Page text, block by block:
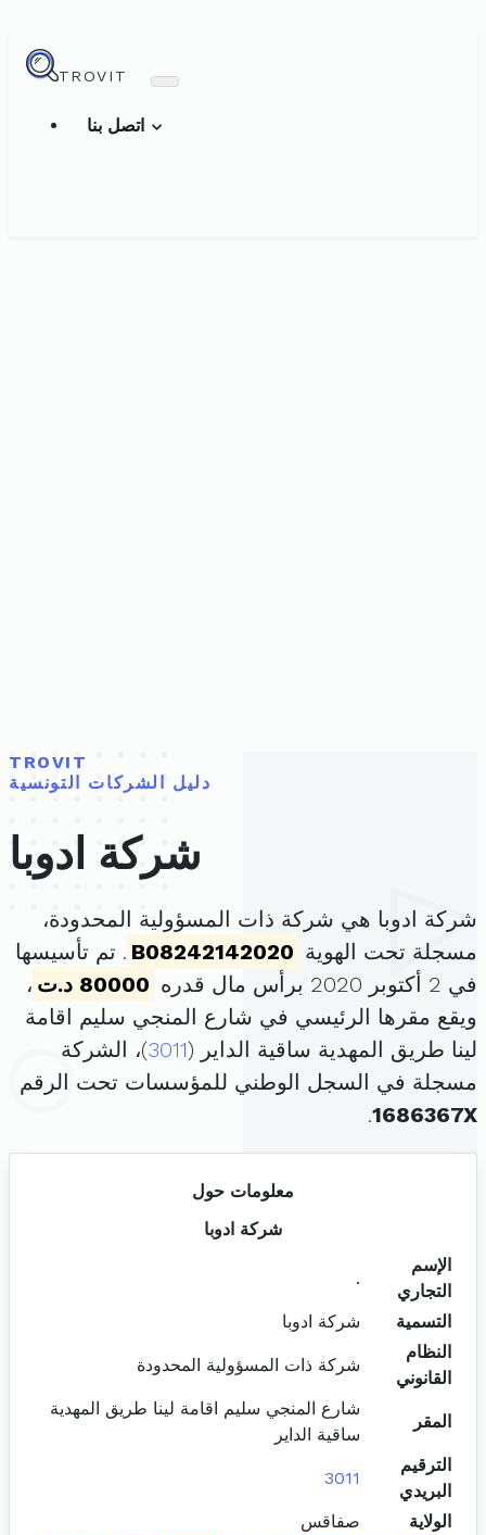
TROVIT
TROVIT
دليل الشركات التونسية
شركة ادوبا
شركة ادوبا هي شركة ذات المسؤولية المحدودة،
مسجلة تحت الهوية B08242142020 . تم تأسيسها
في 2 أكتوبر 2020 برأس مال قدره
80000 د.ت
،
ويقع مقرها الرئيسي في شارع المنجي سليم اقامة
لينا طريق المهدية ساقية الداير (3011)، الشركة
مسجلة في السجل الوطني للمؤسسات تحت الرقم
1686367X
.
معلومات حول
شركة ادوبا
الإسم
التجاري
.
التسمية
شركة ادوبا
النظام
القانوني
شركة ذات المسؤولية المحدودة
المقر
شارع المنجي سليم اقامة لينا طريق المهدية
ساقية الداير
الترقيم
البريدي
3011
الولاية صفاقس